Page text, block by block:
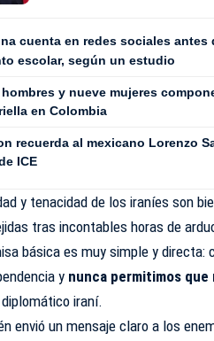
cuenta en redes sociales antes
escolar, según un estudio
hombres y nueve mujeres
en Colombia
recuerda al mexicano Lorenzo
ICE
y tenacidad de los iraníes son
tras incontables horas de
básica es muy simple y directa:
y nunca permitimos
iraní.
envió un mensaje claro a los